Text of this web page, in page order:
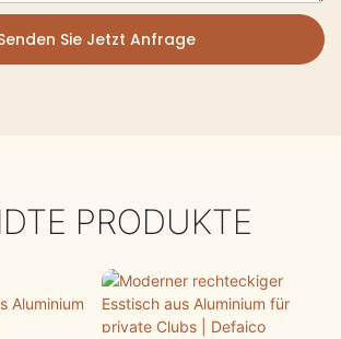
Sie Jetzt Anfrage
PRODUKTE